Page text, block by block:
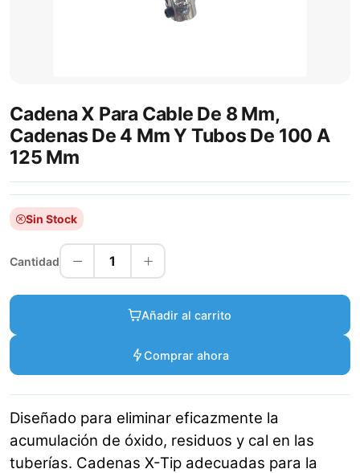
Cadena X Para Cable De 8 Mm,
Cadenas De 4 Mm Y Tubos De 100 A
125 Mm
Sin Stock
Cantidad 1
Añadir al carrito
Comprar ahora
Diseñado para eliminar eficazmente la
acumulación de óxido, residuos y cal en las
tuberías. Cadenas X-Tip adecuadas para la